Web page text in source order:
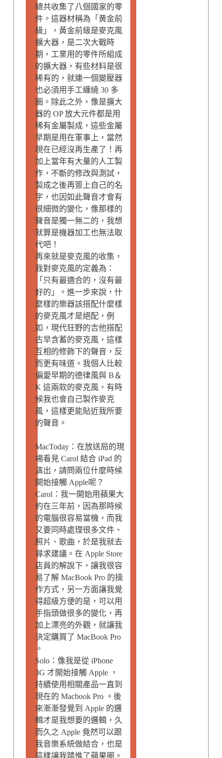
總共收集了八個國家的零
件。這器材稱為「黄金前
級」，黃金前級是麥克風
擴大器，是二次大戰時
期，工業用的零件所組成
的擴大器，有些材料是很
稀有的，就連一個變壓器
也必須用手工纏繞 30 多
圈。除此之外，像是擴大
器的 OP 放大元件都是用
稀有金屬製成，這些金屬
早期是用在軍事上，當然
現在已經沒再生產了！再
加上當年有大量的人工製
作，不斷的修改與測試，
製成之後再簽上自己的名
字，也因如此聲音才會有
很細微的變化，像那樣的
聲音是獨一無二的，我想
就算是機器加工也無法取
代吧！
再來就是麥克風的收集，
我對麥克風的定義為：
「只有最適合的，沒有最
好的」。進一步來說，什
麼樣的樂器該搭配什麼樣
的麥克風才是絕配，例
如，現代狂野的吉他搭配
古早含蓄的麥克風，這樣
互相的修飾下的聲音，反
而更有味道。我個人比較
偏愛早期的德律風與 B＆
K 這兩款的麥克風，有時
候我也會自己製作麥克
風，這樣更能貼近我所要
的聲音。
MacToday：在放送局的現
場看見 Carol 結合 iPad 的
演出，請問兩位什麼時候
開始接觸 Apple呢？
Carol：我一開始用蘋果大
約在三年前，因為那時候
的電腦很容易當機，而我
又要同時處理很多文件、
照片、歌曲，於是我就去
尋求建議。在 Apple Store
店員的解說下，讓我很容
易了解 MacBook Pro 的操
作方式，另一方面讓我覺
得超級方便的是，可以用
手指頭做很多的變化，再
加上漂亮的外觀，就讓我
決定購買了 MacBook Pro
。
Solo：像我是從 iPhone
3G 才開始接觸 Apple ，
持續使用相關產品一直到
現在的 Macbook Pro 。後
來漸漸發覺到 Apple 的邏
輯才是我想要的邏輯，久
而久之 Apple 竟然可以跟
我音樂系統做結合，也是
這樣讓我踏進了蘋果圈。